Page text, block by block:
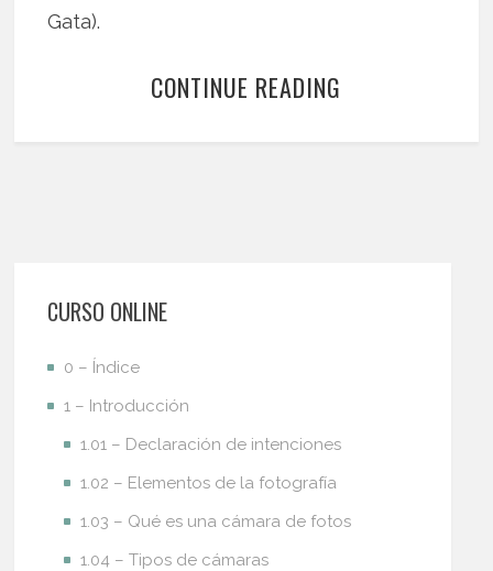
Gata).
CONTINUE READING
CURSO ONLINE
0 – Índice
1 – Introducción
1.01 – Declaración de intenciones
1.02 – Elementos de la fotografía
1.03 – Qué es una cámara de fotos
1.04 – Tipos de cámaras